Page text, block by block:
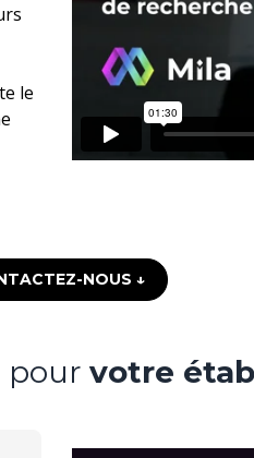
le
NOUS ↓
pour votre